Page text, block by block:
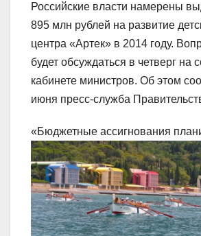
Российские власти намерены
895 млн рублей на развитие
центра «Артек» в 2014 году.
будет обсуждаться в четверг на
кабинете министров. Об этом
июня пресс-служба
«Бюджетные ассигнования